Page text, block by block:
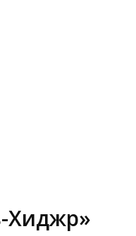
Хиджр»